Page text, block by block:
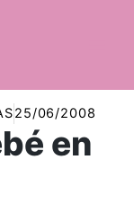
25/06/2008
en